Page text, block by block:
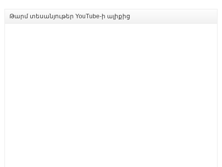
Թարմ տեսանյութեր YouTube-ի ալիքից